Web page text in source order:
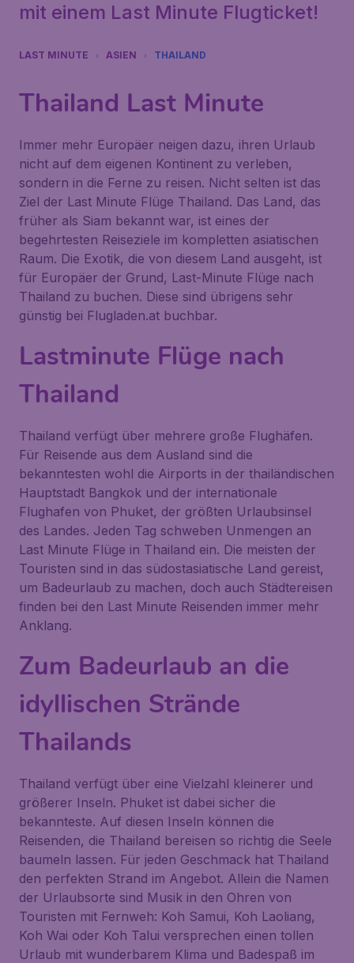
mit einem Last Minute Flugticket!
LAST MINUTE ASIEN THAILAND
Thailand Last Minute
Immer mehr Europäer neigen dazu, ihren Urlaub
nicht auf dem eigenen Kontinent zu verleben,
sondern in die Ferne zu reisen. Nicht selten ist das
Ziel der Last Minute Flüge Thailand. Das Land, das
früher als Siam bekannt war, ist eines der
begehrtesten Reiseziele im kompletten asiatischen
Raum. Die Exotik, die von diesem Land ausgeht, ist
für Europäer der Grund, Last-Minute Flüge nach
Thailand zu buchen. Diese sind übrigens sehr
günstig bei Flugladen.at buchbar.
Lastminute Flüge nach
Thailand
Thailand verfügt über mehrere große Flughäfen.
Für Reisende aus dem Ausland sind die
bekanntesten wohl die Airports in der thailändischen
Hauptstadt Bangkok und der internationale
Flughafen von Phuket, der größten Urlaubsinsel
des Landes. Jeden Tag schweben Unmengen an
Last Minute Flüge in Thailand ein. Die meisten der
Touristen sind in das südostasiatische Land gereist,
um Badeurlaub zu machen, doch auch Städtereisen
finden bei den Last Minute Reisenden immer mehr
Anklang.
Zum Badeurlaub an die
idyllischen Strände
Thailands
Thailand verfügt über eine Vielzahl kleinerer und
größerer Inseln. Phuket ist dabei sicher die
bekannteste. Auf diesen Inseln können die
Reisenden, die Thailand bereisen so richtig die Seele
baumeln lassen. Für jeden Geschmack hat Thailand
den perfekten Strand im Angebot. Allein die Namen
der Urlaubsorte sind Musik in den Ohren von
Touristen mit Fernweh: Koh Samui, Koh Laoliang,
Koh Wai oder Koh Talui versprechen einen tollen
Urlaub mit wunderbarem Klima und Badespaß im